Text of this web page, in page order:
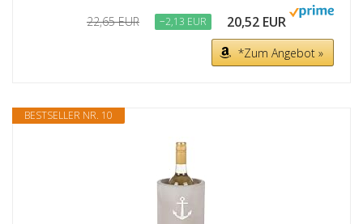
22,65 EUR −2,13 EUR 20,52 EUR
*Zum Angebot »
BESTSELLER NR. 10